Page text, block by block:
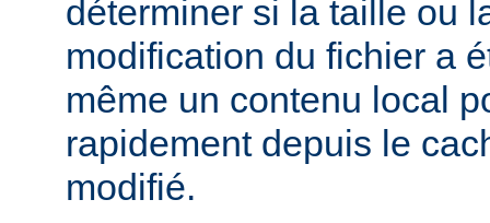
déterminer si la taille ou
modification du fichier a
même un contenu local
rapidement depuis le
modifié.